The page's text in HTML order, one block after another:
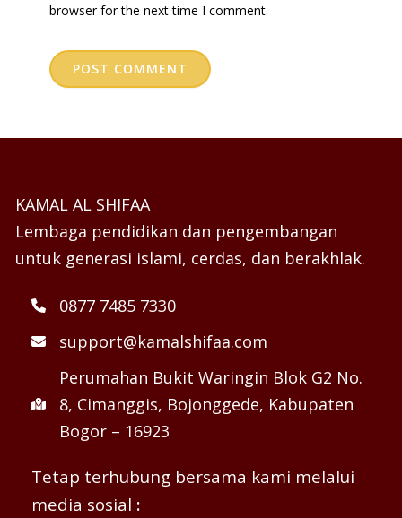
browser for the next time I comment.
KAMAL AL SHIFAA
Lembaga pendidikan dan pengembangan
untuk generasi islami, cerdas, dan berakhlak.
0877 7485 7330
support@kamalshifaa.com
Perumahan Bukit Waringin Blok G2 No.
8, Cimanggis, Bojonggede, Kabupaten
Bogor – 16923
Tetap terhubung bersama kami melalui
media sosial :